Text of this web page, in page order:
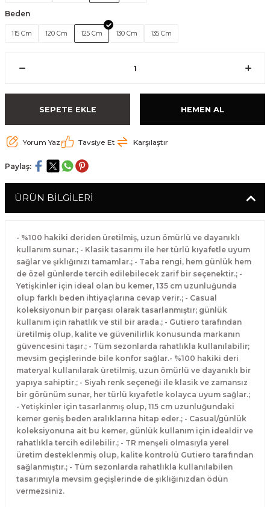
Beden
115 Cm 120 Cm 125 Cm 130 Cm 135 Cm
SEPETE EKLE HEMEN AL
Yorum Yaz Tavsiye Et Karşılaştır
Paylaş:
ÜRÜN BİLGİLERİ
- %100 hakiki deriden üretilmiş, uzun ömürlü ve dayanıklı
kullanım sunar.; - Klasik tasarımı ile her türlü kıyafetle uyum
sağlar ve şıklığınızı tamamlar.; - Taba rengi, hem günlük hem
de özel günlerde tercih edilebilecek zarif bir seçenektir.; -
Yetişkinler için ideal olan bu kemer, 135 cm uzunluğunda
olup farklı beden ihtiyaçlarına cevap verir.; - Casual
koleksiyonun bir parçası olarak tasarlanmıştır; günlük
kullanım için rahatlık ve stil bir arada.; - Gutiero tarafından
üretilmiş olup, kalite ve güvenilirlik konusunda markanın
güvencesini taşır.; - Tüm sezonlarda rahatlıkla kullanılabilir;
mevsim geçişlerinde bile konfor sağlar.- %100 hakiki deri
materyal kullanılarak üretilmiş, uzun ömürlü ve dayanıklı bir
yapıya sahiptir.; - Siyah renk seçeneği ile klasik ve zamansız
bir görünüm sunar, her türlü kıyafetle kolayca uyum sağlar.;
- Yetişkinler için tasarlanmış olup, 115 cm uzunluğundaki
kemer geniş beden aralıklarına hitap eder.; - Casual/günlük
koleksiyonuna ait bu kemer, günlük kullanım için idealdir ve
rahatlıkla tercih edilebilir.; - TR menşeli olmasıyla yerel
üretim desteklenmiş olup, kalite kontrolü Gutiero tarafından
sağlanmıştır.; - Tüm sezonlarda rahatlıkla kullanılabilen
tasarımıyla mevsim geçişlerinde de şıklığınızdan ödün
vermezsiniz.